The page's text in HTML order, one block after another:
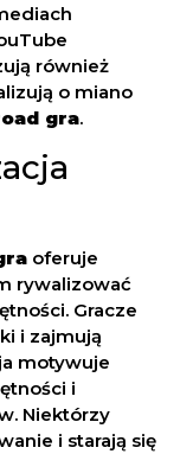
również
o miano
gra.
oferuje
rywalizować
Gracze
i zajmują
motywuje
i
Niektórzy
i starają się